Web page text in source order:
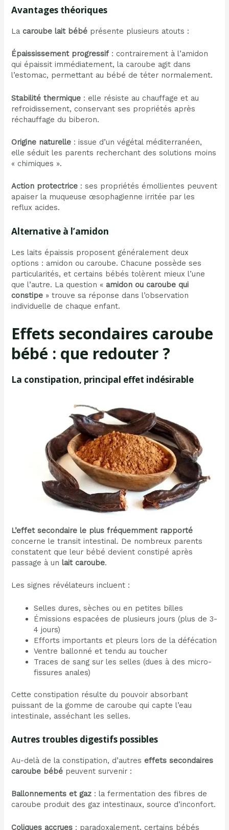
Avantages théoriques
Lacaroube lait bébé présente plusieurs atouts :
Épaississement progressif : contrairement à l’amidon
qui épaissit immédiatement, la caroube agit dans
l’estomac, permettant au bébé de téter normalement.
Stabilité thermique : elle résiste au chauffage et au
refroidissement, conservant ses propriétés après
réchauffage du biberon.
Origine naturelle : issue d’un végétal méditerranéen,
elle séduit les parents recherchant des solutions moins
« chimiques ».
Action protectrice : ses propriétés émollientes peuvent
apaiser la muqueuse œsophagienne irritée par les
reflux acides.
Alternative à l’amidon
Les laits épaissis proposent généralement deux
options : amidon ou caroube. Chacune possède ses
particularités, et certains bébés tolèrent mieux l’une
que l’autre. La question « amidon ou caroube qui
constipe » trouve sa réponse dans l’observation
individuelle de chaque enfant.
Effets secondaires caroube
bébé : que redouter ?
La constipation, principal effet indésirable
L’effet secondaire le plus fréquemment rapporté
concerne le transit intestinal. De nombreux parents
constatent que leur bébé devient constipé après
passage à unlait caroube.
Les signes révélateurs incluent :
Selles dures, sèches ou en petites billes
Émissions espacées de plusieurs jours (plus de 3-
4 jours)
Efforts importants et pleurs lors de la défécation
Ventre ballonné et tendu au toucher
Traces de sang sur les selles (dues à des micro-
fissures anales)
Cette constipation résulte du pouvoir absorbant
puissant de la gomme de caroube qui capte l’eau
intestinale, asséchant les selles.
Autres troubles digestifs possibles
Au-delà de la constipation, d’autreseffets secondaires
caroube bébé peuvent survenir :
Ballonnements et gaz : la fermentation des fibres de
caroube produit des gaz intestinaux, source d’inconfort.
Coliques accrues : paradoxalement, certains bébés